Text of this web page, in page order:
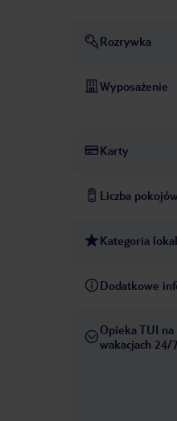
Rozrywka
Wyposażenie
Karty
Liczba
Kategoria
Dodatkowe
Opieka TUI na
wakacjach 24/7